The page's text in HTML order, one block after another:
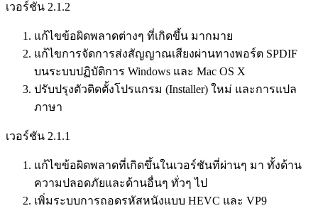
เวอร์ชัน 2.1.2
แก้ไขข้อผิดพลาดต่างๆ ที่เกิดขึ้น มากมาย
แก้ไขการจัดการส่งสัญญาณเสียงผ่านทางพอร์ต SPDIF
บนระบบปฏิบัติการ Windows และ Mac OS X
ปรับปรุงตัวติดตั้งโปรแกรม (Installer) ใหม่ และการแปล
ภาษา
เวอร์ชัน 2.1.1
แก้ไขข้อผิดพลาดที่เกิดขึ้นในเวอร์ชันที่ผ่านๆ มา ทั้งด้าน
ความปลอดภัยและด้านอื่นๆ ทั่วๆ ไป
เพิ่มระบบการถอดรหัสหนังแบบ HEVC และ VP9